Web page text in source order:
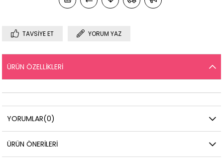
TAVSIYE ET YORUM YAZ
ÜRÜN ÖZELLIKLERI
YORUMLAR(0)
ÜRÜN ÖNERILERI